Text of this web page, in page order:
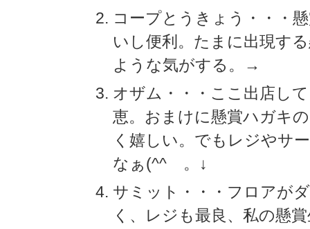
コープとうきょう・・・
いし便利。たまに出現す
ような気がする。→
オザム・・・ここ出店し
恵。おまけに懸賞ハガキ
く嬉しい。でもレジやサ
なぁ(^^ゞ。↓
サミット・・・フロアが
く、レジも最良、私の懸